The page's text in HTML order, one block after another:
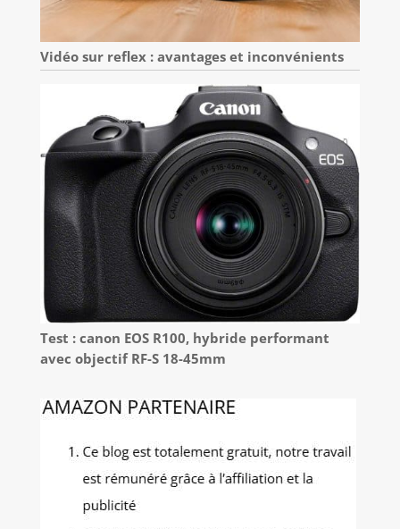
Vidéo sur reflex : avantages et inconvénients
Test : canon EOS R100, hybride performant
avec objectif RF-S 18-45mm